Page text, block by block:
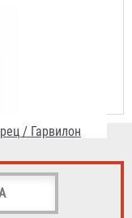
ГР-65АП